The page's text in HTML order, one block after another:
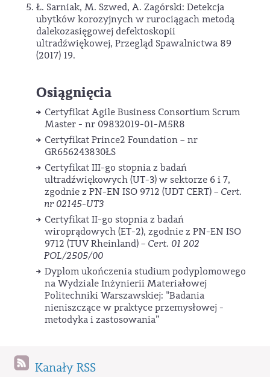
Ł. Sarniak, M. Szwed, A. Zagórski: Detekcja
ubytków korozyjnych w rurociągach metodą
dalekozasięgowej defektoskopii
ultradźwiękowej, Przegląd Spawalnictwa 89
(2017) 19.
Osiągnięcia
Certyfikat Agile Business Consortium Scrum
Master - nr 09832019-01-M5R8
Certyfikat Prince2 Foundation – nr
GR656243830ŁS
Certyfikat III-go stopnia z badań
ultradźwiękowych (UT-3) w sektorze 6 i 7,
zgodnie z PN-EN ISO 9712 (UDT CERT) – Cert.
nr 02145-UT3
Certyfikat II-go stopnia z badań
wiroprądowych (ET-2), zgodnie z PN-EN ISO
9712 (TUV Rheinland) – Cert. 01 202
POL/2505/00
Dyplom ukończenia studium podyplomowego
na Wydziale Inżynierii Materiałowej
Politechniki Warszawskiej: "Badania
nieniszczące w praktyce przemysłowej -
metodyka i zastosowania”
Kanały RSS